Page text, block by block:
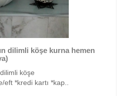
dilimli köşe kurna hemen
köşe
*kredi kartı *kap..